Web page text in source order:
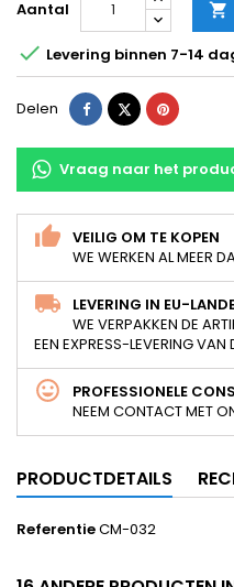
Aantal 
 Levering binnen 7-14
Delen DelenTweetPinterest
Vraag naar het
VEILIG OM TE KOPEN
WE WERKEN AL MEER
LEVERING IN EU-
WE VERPAKKEN DE
EEN EXPRESS-LEVERING VAN
PROFESSIONELE
NEEM CONTACT MET
PRODUCTDETAILS
ReferentieCM-032